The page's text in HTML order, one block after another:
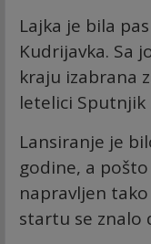
Lajka je bila
Kudrijavka. Sa
kraju izabrana
letelici Sputnjik
Lansiranje je
godine, a
napravljen
startu se znalo